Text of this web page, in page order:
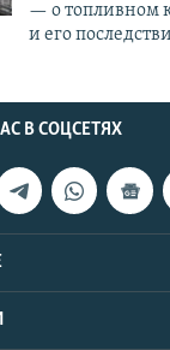
— о топливном
и его
В СОЦСЕТЯХ